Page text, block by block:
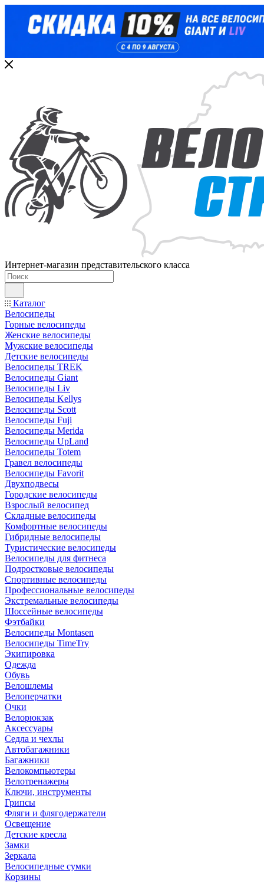
Интернет-магазин представительского класса
Каталог
Велосипеды
Горные велосипеды
Женские велосипеды
Мужские велосипеды
Детские велосипеды
Велосипеды TREK
Велосипеды Giant
Велосипеды Liv
Велосипеды Kellys
Велосипеды Scott
Велосипеды Fuji
Велосипеды Merida
Велосипеды UpLand
Велосипеды Totem
Гравел велосипеды
Велосипеды Favorit
Двухподвесы
Городские велосипеды
Взрослый велосипед
Складные велосипеды
Комфортные велосипеды
Гибридные велосипеды
Туристические велосипеды
Велосипеды для фитнеса
Подростковые велосипеды
Спортивные велосипеды
Профессиональные велосипеды
Экстремальные велосипеды
Шоссейные велосипеды
Фэтбайки
Велосипеды Montasen
Велосипеды TimeTry
Экипировка
Одежда
Обувь
Велошлемы
Велоперчатки
Очки
Велорюкзак
Аксессуары
Седла и чехлы
Автобагажники
Багажники
Велокомпьютеры
Велотренажеры
Ключи, инструменты
Грипсы
Фляги и флягодержатели
Освещение
Детские кресла
Замки
Зеркала
Велосипедные сумки
Корзины